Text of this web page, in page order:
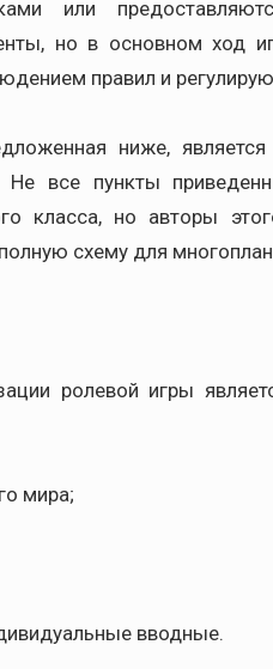
или
но в основном ход
правил и
ниже,
Не все пункты
класса, но авторы
схему для
ролевой игры
мира;
вводные.